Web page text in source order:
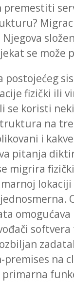
premestiti
Njegova
se može
postojećeg
fizički ili
se koristi
na
i
pitanja
migrira
premises na
primarna